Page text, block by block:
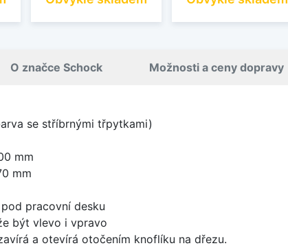
O značce Schock Možnosti a ceny dopravy
se stříbrnými třpytkami)
mm
mm
pracovní desku
být vlevo i vpravo
a otevírá otočením knoflíku na dřezu.